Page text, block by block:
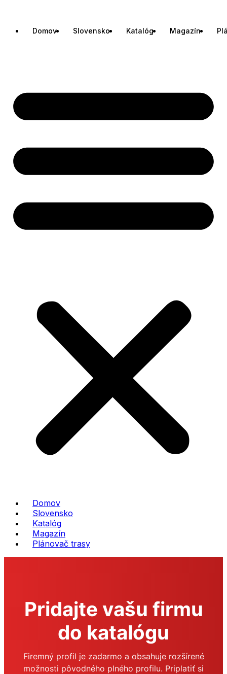
Domov Slovensko Katalóg Magazín
Domov
Slovensko
Katalóg
Magazín
Plánovač trasy
Pridajte vašu firmu
do katalógu
Firemný profil je zadarmo a obsahuje rozšírené
možnosti pôvodného plného profilu. Priplatiť si